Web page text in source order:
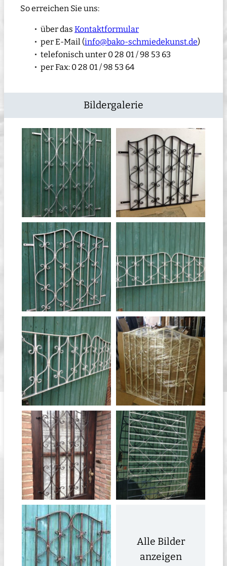
So erreichen Sie uns:
über das Kontaktformular
per E-Mail (info@bako-schmiedekunst.de)
telefonisch unter 0 28 01 / 98 53 63
per Fax: 0 28 01 / 98 53 64
Bildergalerie
Alle Bilder
anzeigen